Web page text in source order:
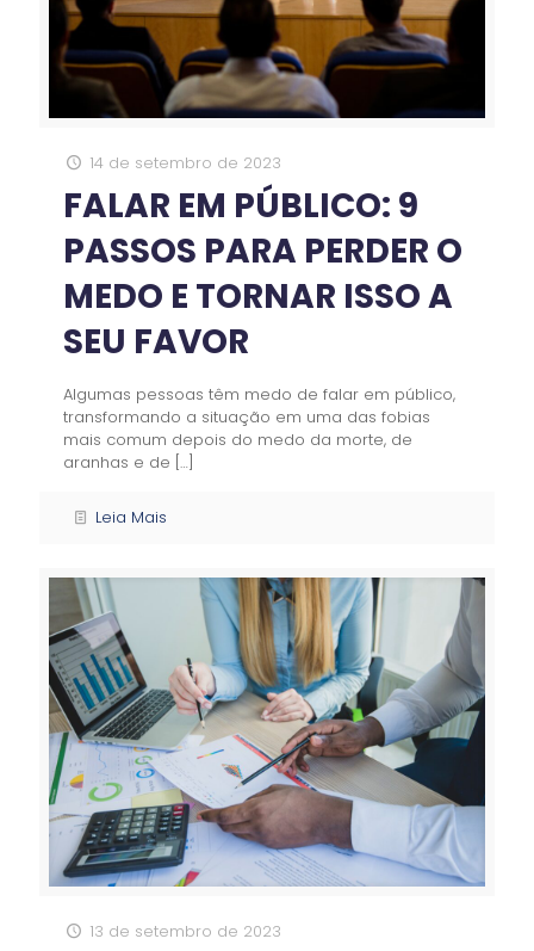
14 de setembro de 2023
FALAR EM PÚBLICO: 9
PASSOS PARA PERDER O
MEDO E TORNAR ISSO A
SEU FAVOR
Algumas pessoas têm medo de falar em público,
transformando a situação em uma das fobias
mais comum depois do medo da morte, de
aranhas e de […]
Leia Mais
13 de setembro de 2023